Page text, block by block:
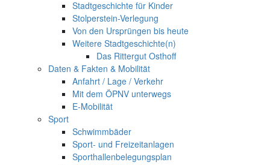
Stadtgeschichte für Kinder
Stolperstein-Verlegung
Von den Ursprüngen bis heute
Weitere Stadtgeschichte(n)
Das Rittergut Osthoff
Daten & Fakten & Mobilität
Anfahrt / Lage / Verkehr
Mit dem ÖPNV unterwegs
E-Mobilität
Sport
Schwimmbäder
Sport- und Freizeitanlagen
Sporthallenbelegungsplan